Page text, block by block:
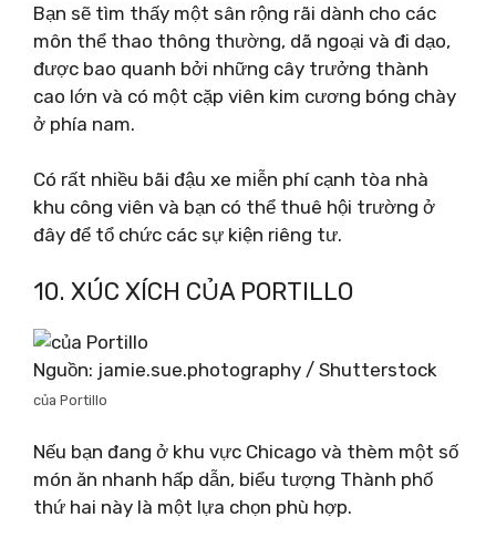
Bạn sẽ tìm thấy một sân rộng rãi dành cho các
môn thể thao thông thường, dã ngoại và đi dạo,
được bao quanh bởi những cây trưởng thành
cao lớn và có một cặp viên kim cương bóng chày
ở phía nam.
Có rất nhiều bãi đậu xe miễn phí cạnh tòa nhà
khu công viên và bạn có thể thuê hội trường ở
đây để tổ chức các sự kiện riêng tư.
10. XÚC XÍCH CỦA PORTILLO
Nguồn: jamie.sue.photography / Shutterstock
của Portillo
Nếu bạn đang ở khu vực Chicago và thèm một số
món ăn nhanh hấp dẫn, biểu tượng Thành phố
thứ hai này là một lựa chọn phù hợp.